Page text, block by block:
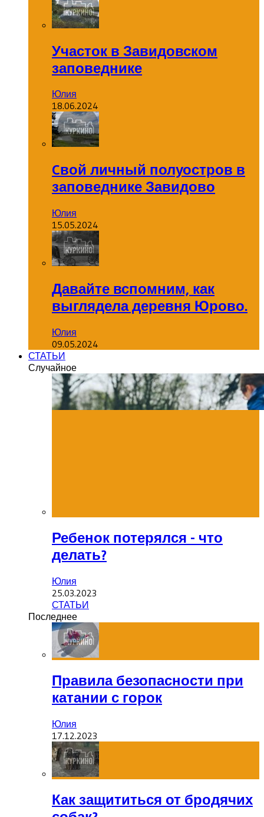
Участок в Завидовском
заповеднике
Юлия
18.06.2024
Cвой личный полуостров в
заповеднике Завидово
Юлия
15.05.2024
Давайте вспомним, как
выглядела деревня Юрово.
Юлия
09.05.2024
СТАТЬИ
Случайное
Ребенок потерялся - что
делать?
Юлия
25.03.2023
СТАТЬИ
Последнее
Правила безопасности при
катании с горок
Юлия
17.12.2023
Как защититься от бродячих